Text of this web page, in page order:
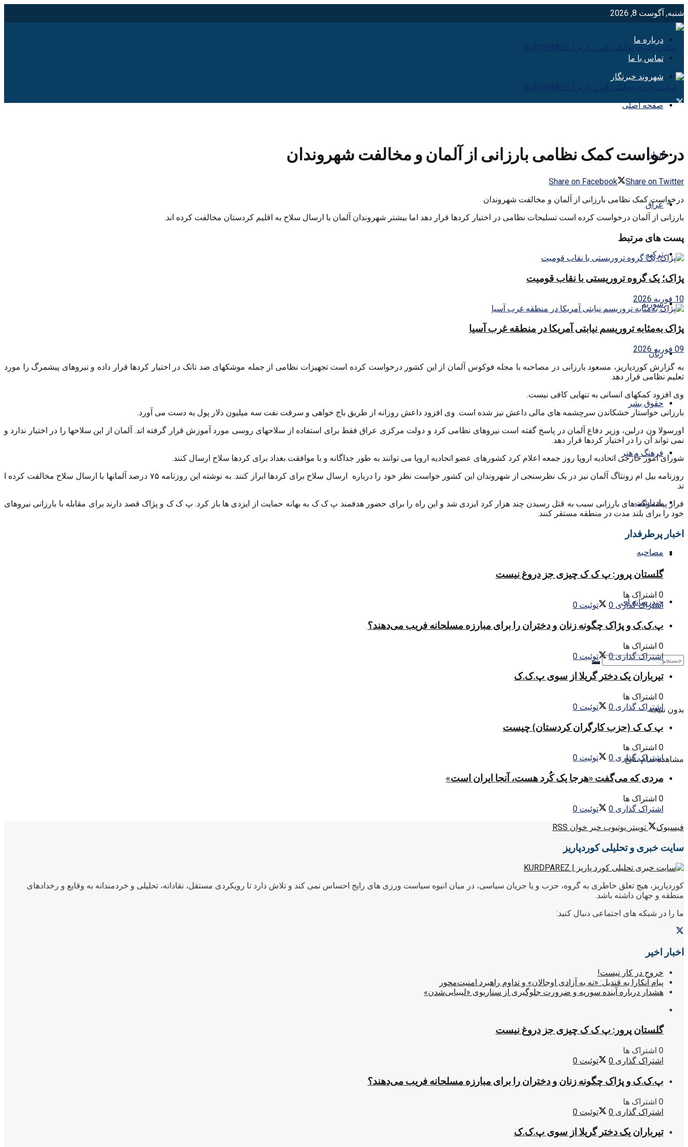
شنبه, آگوست 8, 2026
درباره ما
تماس با ما
شهروند خبرنگار
صفحه اصلی
ایران
عراق
ترکیه
سوریه
زنان
حقوق بشر
فرهنگ و هنر
یادداشت
مصاحبه
چندرسانه ای
بدون نتیجه
مشاهده تمام نتایج
درخواست کمک نظامی بارزانی از آلمان و مخالفت شهروندان
Share on Facebook
Share on Twitter
درخواست کمک نظامی بارزانی از آلمان و مخالفت شهروندان
بارزانی از آلمان درخواست کرده است تسلیحات نظامی در اختیار کردها قرار دهد اما بیشتر شهروندان آلمان با ارسال سلاح به اقلیم کردستان مخالفت کرده اند.
پست های مرتبط
پژاک؛ یک گروه تروریستی با نقاب قومیت
10 فوریه 2026
پژاک به‌مثابه تروریسم نیابتی آمریکا در منطقه غرب آسیا
09 فوریه 2026
به گزارش کوردپاریز، مسعود بارزانی در مصاحبه با مجله فوکوس آلمان از این کشور درخواست کرده است تجهیزات نظامی از جمله موشکهای ضد تانک در اختیار کردها قرار داده و نیروهای پیشمرگ را مورد
تعلیم نظامی قرار دهد.
وی افزود کمکهای انسانی به تنهایی کافی نیست.
بارزانی خواستار خشکاندن سرچشمه های مالی داعش نیز شده است. وی افزود داعش روزانه از طریق باج خواهی و سرقت نفت سه میلیون دلار پول به دست می آورد.
اورسولا ون درلین، وزیر دفاع آلمان در پاسخ گفته است نیروهای نظامی کرد و دولت مرکزی عراق فقط برای استفاده از سلاحهای روسی مورد آموزش قرار گرفته اند. آلمان از این سلاحها را در اختیار ندارد و
نمی تواند آن را در اختیار کردها قرار دهد.
شورای امور خارجی اتحادیه اروپا روز جمعه اعلام کرد کشورهای عضو اتحادیه اروپا می توانند به طور جداگانه و با موافقت بغداد برای کردها سلاح ارسال کنند.
روزنامه بیل ام زونتاگ آلمان نیز در یک نظرسنجی از شهروندان این کشور خواست نظر خود را درباره ارسال سلاح برای کردها ابراز کنند. به نوشته این روزنامه ۷۵ درصد آلمانها با ارسال سلاح مخالفت کرده ا
ند.
فرار پیشمرگه های بارزانی سبب به قتل رسیدن چند هزار کرد ایزدی شد و این راه را برای حضور هدفمند پ ک ک به بهانه حمایت از ایزدی ها باز کرد. پ ک ک و پژاک قصد دارند برای مقابله با بارزانی نیروهای
خود را برای بلند مدت در منطقه مستقر کنند.
اخبار پرطرفدار
گلستان پرور: پ ک ک چیزی جز دروغ نیست
0 اشتراک ها
اشتراک گذاری 0 توئیت 0
پ.ک.ک و پژاک چگونه زنان و دختران را برای مبارزه مسلحانه فریب می‌دهند؟
0 اشتراک ها
اشتراک گذاری 0 توئیت 0
تیرباران یک دختر گریلا از سوی پ.ک.ک
0 اشتراک ها
اشتراک گذاری 0 توئیت 0
پ ک ک (حزب کارگران کردستان) چیست
0 اشتراک ها
اشتراک گذاری 0 توئیت 0
مردی که می‌گفت «هرجا یک کُرد هست، آنجا ایران است»
0 اشتراک ها
اشتراک گذاری 0 توئیت 0
فیسبوک
توییتر یوتیوب خبر خوان RSS
سایت خبری و تحلیلی کوردپاریز
کوردپاریز، هیچ تعلق خاطری به گروه، حزب و یا جریان سیاسی، در میان انبوه سیاست ورزی های رایج احساس نمی کند و تلاش دارد تا رویکردی مستقل، نقادانه، تحلیلی و خردمندانه به وقایع و رخدادهای
منطقه و جهان داشته باشد.
ما را در شبکه های اجتماعی دنبال کنید:
اخبار اخیر
خروج در کار نیست!
پیام آنکارا به قندیل: «نه به آزادی اوجالان» و تداوم راهبرد امنیت‌محور
هشدار درباره آینده سوریه و ضرورت جلوگیری از سناریوی «لیبیایی‌شدن»
گلستان پرور: پ ک ک چیزی جز دروغ نیست
0 اشتراک ها
اشتراک گذاری 0 توئیت 0
پ.ک.ک و پژاک چگونه زنان و دختران را برای مبارزه مسلحانه فریب می‌دهند؟
0 اشتراک ها
اشتراک گذاری 0 توئیت 0
تیرباران یک دختر گریلا از سوی پ.ک.ک